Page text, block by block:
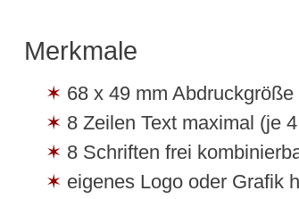
Merkmale
68 x 49 mm
8 Zeilen Text maximal (je
8 Schriften frei
eigenes Logo oder Grafik